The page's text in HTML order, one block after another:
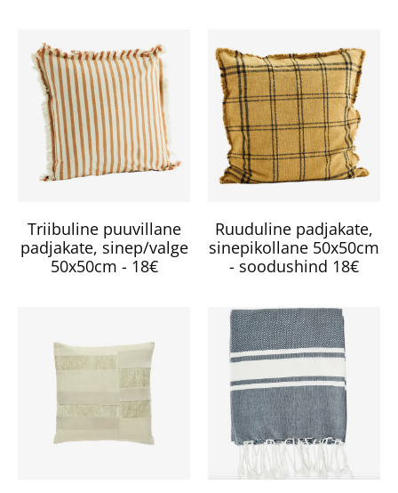
Triibuline puuvillane
padjakate, sinep/valge
50x50cm - 18€
Ruuduline padjakate,
sinepikollane 50x50cm
- soodushind 18€